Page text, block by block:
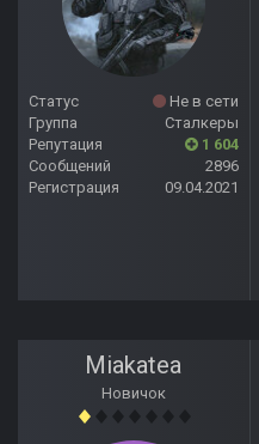
Статус
Не в сети
Группа
Сталкеры
Репутация
1 604
Сообщений
2896
Регистрация
09.04.2021
Miakatea
Новичок